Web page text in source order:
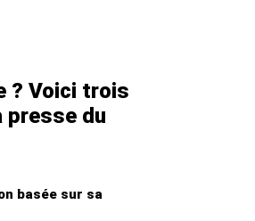
? Voici trois
presse du
basée sur sa